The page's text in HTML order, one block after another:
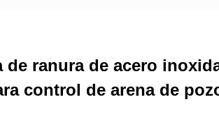
de ranura de acero
control de arena de